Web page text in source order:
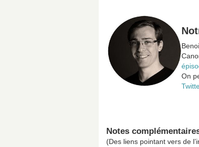
On
Notes
(Des liens pointant vers de